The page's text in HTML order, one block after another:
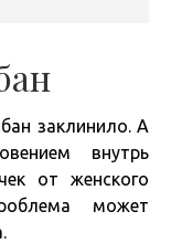
заклинило. А
внутрь
от женского
может